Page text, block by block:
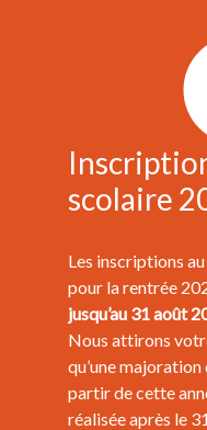
scolaire
Les inscriptions
pour la rentrée
jusqu’au 31 août
Nous attirons
qu’une
partir de cette
réalisée après le